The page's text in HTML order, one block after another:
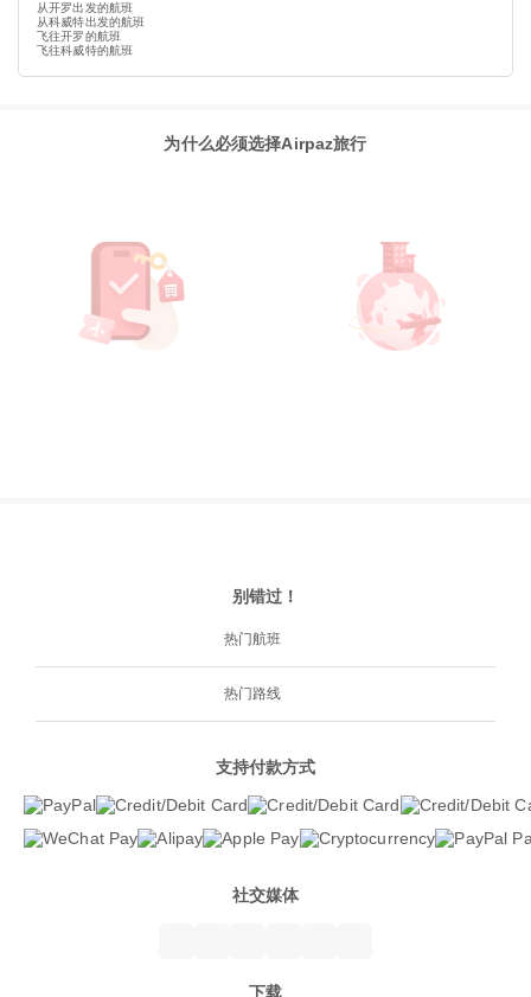
从开罗出发的航班
从科威特出发的航班
飞往开罗的航班
飞往科威特的航班
为什么必须选择Airpaz旅行
别错过！
热门航班
热门路线
支持付款方式
社交媒体
下载